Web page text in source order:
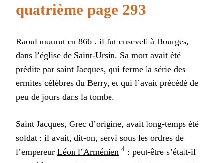
quatrième page 293
Raoul mourut en 866 : il fut enseveli à Bourges,
dans l’église de Saint-Ursin. Sa mort avait été
prédite par saint Jacques, qui ferme la série des
ermites célèbres du Berry, et qui l’avait précédé de
peu de jours dans la tombe.
Saint Jacques, Grec d’origine, avait long-temps été
soldat : il avait, dit-on, servi sous les ordres de
l’empereur Léon l’Arménien 4 : peut-être s’était-il